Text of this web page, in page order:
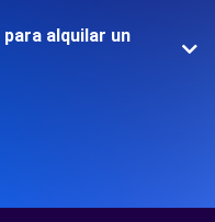
alquilar un